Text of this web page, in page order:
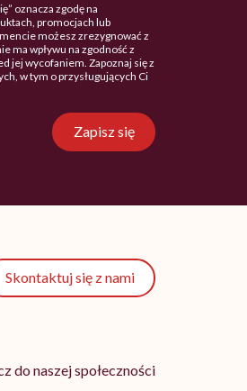
oznacza zgodę na
promocjach lub
możesz zrezygnować z
ma wpływu na zgodność z
jej wycofaniem. Zapoznaj się z
w tym o przysługujących Ci
Zapisz się
Skontaktuj się z nami
do naszej społeczności